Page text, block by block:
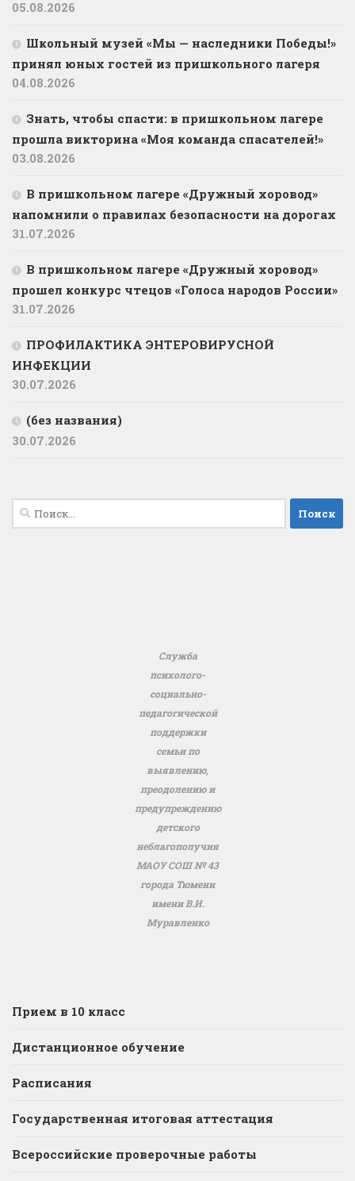
05.08.2026
Школьный музей «Мы — наследники Победы!»
принял юных гостей из пришкольного лагеря
04.08.2026
Знать, чтобы спасти: в пришкольном лагере
прошла викторина «Моя команда спасателей!»
03.08.2026
В пришкольном лагере «Дружный хоровод»
напомнили о правилах безопасности на дорогах
31.07.2026
В пришкольном лагере «Дружный хоровод»
прошел конкурс чтецов «Голоса народов России»
31.07.2026
ПРОФИЛАКТИКА ЭНТЕРОВИРУСНОЙ
ИНФЕКЦИИ
30.07.2026
(без названия)
30.07.2026
Найти:
Служба
психолого-
социально-
педагогической
поддержки
семьи по
выявлению,
преодолению и
предупреждению
детского
неблагополучия
МАОУ СОШ № 43
города Тюмени
имени В.И.
Муравленко
Прием в 10 класс
Дистанционное обучение
Расписания
Государственная итоговая аттестация
Всероссийские проверочные работы